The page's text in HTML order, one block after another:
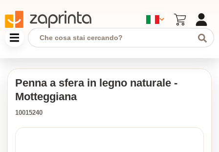
Penna a sfera in legno naturale -
Motteggiana
10015240